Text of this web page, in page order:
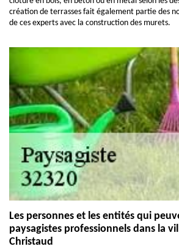
création de terrasses fait également partie des
de ces experts avec la construction des murets.
Les personnes et les entités qui
paysagistes professionnels dans la
Christaud